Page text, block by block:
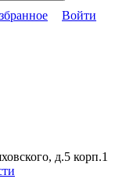
Войти
д.5 корп.1